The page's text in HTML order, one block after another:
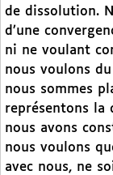
de dissolution.
d’une
ni ne voulant
nous voulons
nous sommes
représentons la
nous avons
nous voulons
avec nous, ne